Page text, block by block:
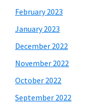
February 2023
January 2023
December 2022
November 2022
October 2022
September 2022